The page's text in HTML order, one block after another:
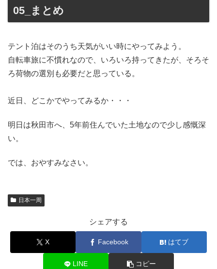
05_まとめ
テント泊はそのうち天気がいい時にやってみよう。
自転車旅に不慣れなので、いろいろ持ってきたが、そろそ
ろ荷物の選別も必要だと思っている。
近日、どこかでやってみるか・・・
明日は秋田市へ、5年前住んでいた土地なので少し感慨深
い。
では、おやすみなさい。
日本一周
シェアする
X Facebook はてブ
LINE コピー